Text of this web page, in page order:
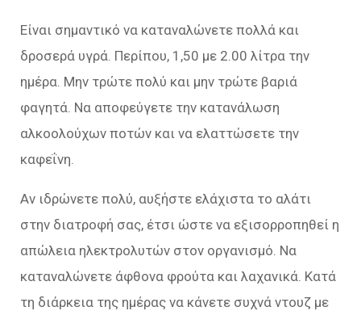
Είναι σημαντικό να καταναλώνετε πολλά και
δροσερά υγρά. Περίπου, 1,50 με 2.00 λίτρα την
ημέρα. Μην τρώτε πολύ και μην τρώτε βαριά
φαγητά. Να αποφεύγετε την κατανάλωση
αλκοολούχων ποτών και να ελαττώσετε την
καφεΐνη.
Αν ιδρώνετε πολύ, αυξήστε ελάχιστα το αλάτι
στην διατροφή σας, έτσι ώστε να εξισορροπηθεί η
απώλεια ηλεκτρολυτών στον οργανισμό. Να
καταναλώνετε άφθονα φρούτα και λαχανικά. Κατά
τη διάρκεια της ημέρας να κάνετε συχνά ντουζ με